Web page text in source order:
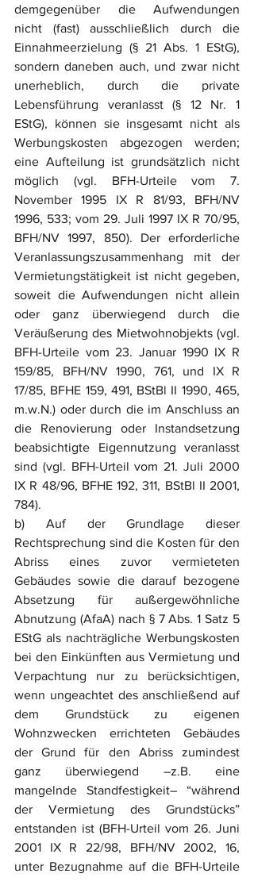
demgegenüber die Aufwendungen
nicht (fast) ausschließlich durch die
Einnahmeerzielung (§ 21 Abs. 1 EStG),
sondern daneben auch, und zwar nicht
unerheblich, durch die private
Lebensführung veranlasst (§ 12 Nr. 1
EStG), können sie insgesamt nicht als
Werbungskosten abgezogen werden;
eine Aufteilung ist grundsätzlich nicht
möglich (vgl. BFH-Urteile vom 7.
November 1995 IX R 81/93, BFH/NV
1996, 533; vom 29. Juli 1997 IX R 70/95,
BFH/NV 1997, 850). Der erforderliche
Veranlassungszusammenhang mit der
Vermietungstätigkeit ist nicht gegeben,
soweit die Aufwendungen nicht allein
oder ganz überwiegend durch die
Veräußerung des Mietwohnobjekts (vgl.
BFH-Urteile vom 23. Januar 1990 IX R
159/85, BFH/NV 1990, 761, und IX R
17/85, BFHE 159, 491, BStBl II 1990, 465,
m.w.N.) oder durch die im Anschluss an
die Renovierung oder Instandsetzung
beabsichtigte Eigennutzung veranlasst
sind (vgl. BFH-Urteil vom 21. Juli 2000
IX R 48/96, BFHE 192, 311, BStBl II 2001,
784).
b) Auf der Grundlage dieser
Rechtsprechung sind die Kosten für den
Abriss eines zuvor vermieteten
Gebäudes sowie die darauf bezogene
Absetzung für außergewöhnliche
Abnutzung (AfaA) nach § 7 Abs. 1 Satz 5
EStG als nachträgliche Werbungskosten
bei den Einkünften aus Vermietung und
Verpachtung nur zu berücksichtigen,
wenn ungeachtet des anschließend auf
dem Grundstück zu eigenen
Wohnzwecken errichteten Gebäudes
der Grund für den Abriss zumindest
ganz überwiegend –z.B. eine
mangelnde Standfestigkeit– “während
der Vermietung des Grundstücks”
entstanden ist (BFH-Urteil vom 26. Juni
2001 IX R 22/98, BFH/NV 2002, 16,
unter Bezugnahme auf die BFH-Urteile